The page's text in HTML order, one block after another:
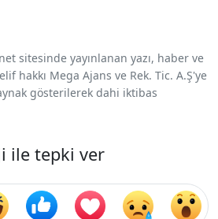
sitesinde yayınlanan yazı, haber ve
hakkı Mega Ajans ve Rek. Tic. A.Ş'ye
gösterilerek dahi iktibas
ile tepki ver